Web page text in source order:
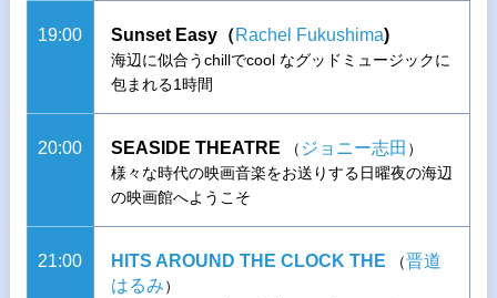
19:00 Sunset Easy（Rachel Fukushima)
海辺に似合うchillでcool なグッドミュージックに
包まれる1時間
20:00 SEASIDE THEATRE （ ジョニー志田 ）
様々な時代の映画音楽をお送りする日曜夜の海辺
の映画館へようこそ
21:00 HITS AROUND THE CLOCK THE （晋道
はるみ）